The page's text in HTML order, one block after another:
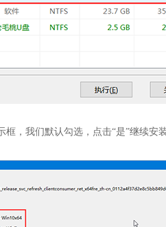
框，我们默认勾选，点击“是”继续安